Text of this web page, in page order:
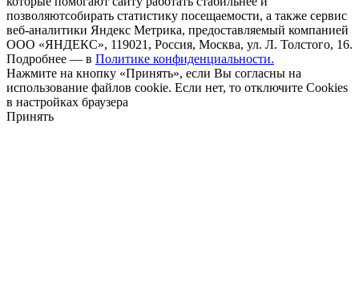
позволяютсобирать статистику посещаемости, а также сервис
веб-аналитики Яндекс Метрика, предоставляемый компанией
ООО «ЯНДЕКС», 119021, Россия, Москва, ул. Л. Толстого, 16.
Подробнее — в Политике конфиденциальности.
Нажмите на кнопку «Принять», если Вы согласны на
использование файлов cookie. Если нет, то отключите Cookies
в настройках браузера
Принять